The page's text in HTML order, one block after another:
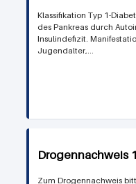
Klassifikation Typ 1-Diabetes (T1D): Zerstörung der B-Zellen
des Pankreas durch
Insulindefizit.
Jugendalter,...
Drogennachweis 1
Zum Drogennachweis